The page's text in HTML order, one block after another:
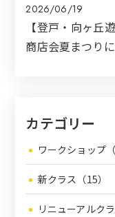
2026/06/19
【登戸・向ヶ丘
商店会夏まつり
カテゴリー
ワークショップ（
新クラス（15）
リニューアルクラ